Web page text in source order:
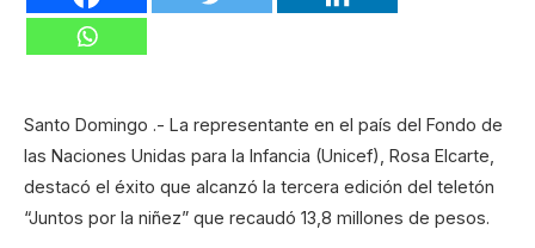
Santo Domingo .- La representante en el país del Fondo de
las Naciones Unidas para la Infancia (Unicef), Rosa Elcarte,
destacó el éxito que alcanzó la tercera edición del teletón
“Juntos por la niñez” que recaudó 13,8 millones de pesos.